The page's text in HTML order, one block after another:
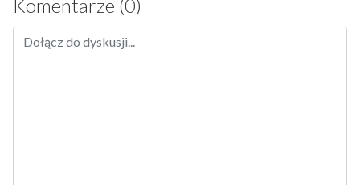
Komentarze (0)